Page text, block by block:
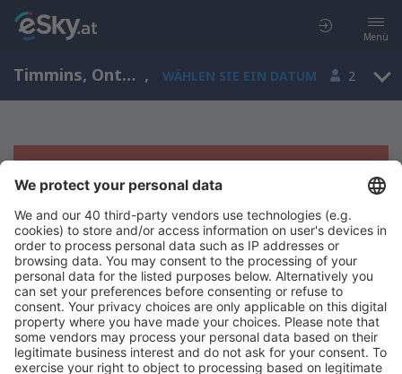
Menü
Timmins, Ontario, Kanada , WÄHLEN SIE EIN DATUM 2
Es tut uns leid, wir können keine
Ergebnisse aufzeigen
Bitte starten Sie Ihre Suche erneut mit anderen Suchkriterien.